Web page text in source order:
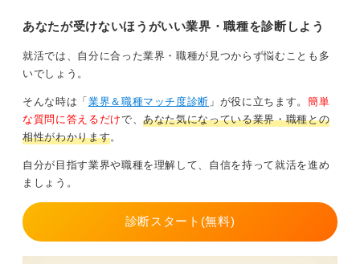
あなたが受けないほうがいい業界・職種を診断しよう
就活では、自分に合った業界・職種が見つからず悩むことも多
いでしょう。
そんな時は「 業界＆職種マッチ度診断 」が役に立ちます。 簡単
な質問に答えるだけで、あなた気になっている業界・職種との
相性がわかります。
自分が目指す業界や職種を理解して、自信を持って就活を進め
ましょう。
診断スタート(無料)